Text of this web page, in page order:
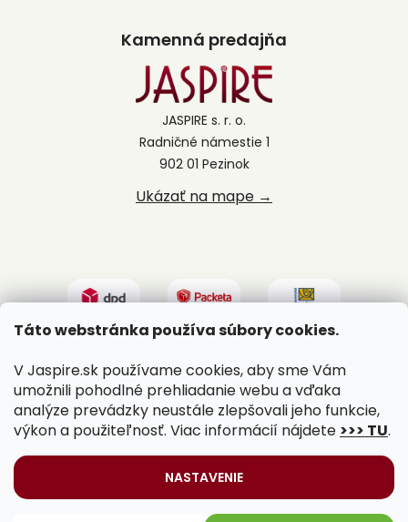
Táto webstránka používa súbory cookies.
V Jaspire.sk používame cookies, aby sme Vám
umožnili pohodlné prehliadanie webu a vďaka
analýze prevádzky neustále zlepšovali jeho funkcie,
výkon a použiteľnosť. Viac informácií nájdete >>> TU.
NASTAVENIE
Kamenná predajňa
JASPIRE s. r. o.
Radničné námestie 1
902 01 Pezinok
Ukázať na mape →